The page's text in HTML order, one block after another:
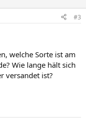
#3
welche Sorte ist am
Wie lange hält sich
versandet ist?